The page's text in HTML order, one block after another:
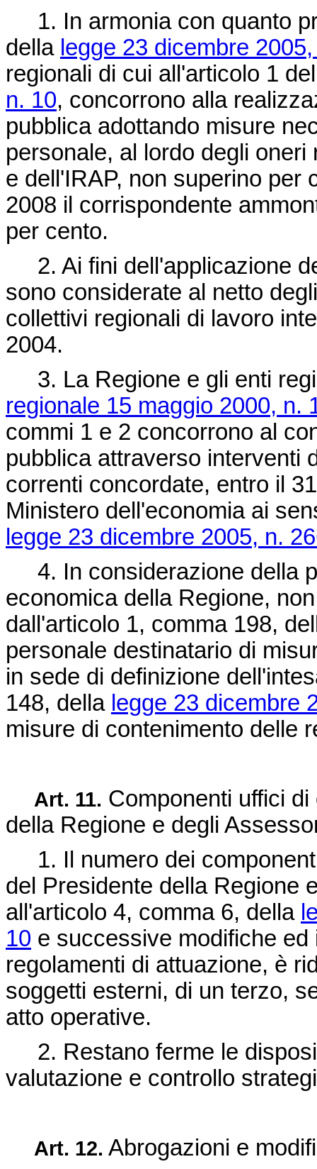
1. In armonia con quanto
della legge 23 dicembre
regionali di cui all'articolo 1
n. 10, concorrono alla
pubblica adottando misure
personale, al lordo degli
e dell'IRAP, non superino per
2008 il corrispondente
per cento.
2. Ai fini dell'applicazione
sono considerate al netto
collettivi regionali di lavoro
2004.
3. La Regione e gli enti
regionale 15 maggio 2000, n.
commi 1 e 2 concorrono al
pubblica attraverso interventi
correnti concordate, entro il
Ministero dell'economia ai
legge 23 dicembre 2005, n.
4. In considerazione della
economica della Regione,
dall'articolo 1, comma 198,
personale destinatario di
in sede di definizione
148, della legge 23 dicembre
misure di contenimento delle
Art. 11. Componenti uffici
della Regione e degli
1. Il numero dei
del Presidente della Regione
all'articolo 4, comma 6, della
10 e successive modifiche
regolamenti di attuazione, è
soggetti esterni, di un terzo,
atto operative.
2. Restano ferme le
valutazione e controllo
Art. 12. Abrogazioni e